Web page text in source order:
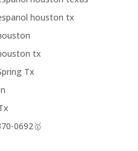
houston tx
tx
Tx
0692🥇